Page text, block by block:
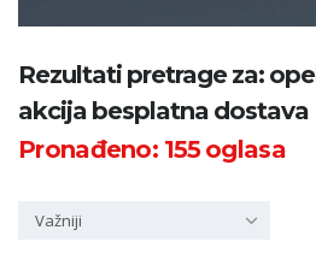
Kategorija
Županija
Rezultati pretrage za:
akcija besplatna dostava
Pronađeno: 155oglasa
Važniji